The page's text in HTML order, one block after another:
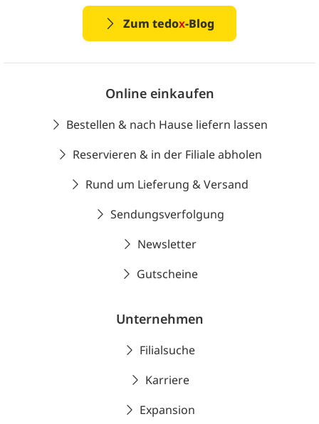
Zum tedox-Blog
Online einkaufen
Bestellen & nach Hause liefern lassen
Reservieren & in der Filiale abholen
Rund um Lieferung & Versand
Sendungsverfolgung
Newsletter
Gutscheine
Unternehmen
Filialsuche
Karriere
Expansion